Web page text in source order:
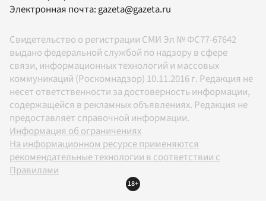
Электронная почта:gazeta@gazeta.ru
Свидетельство о регистрации СМИ Эл № ФС77-67642
выдано федеральной службой по надзору в сфере
связи, информационных технологий и массовых
коммуникаций (Роскомнадзор) 10.11.2016 г. Редакция не
несет ответственности за достоверность информации,
содержащейся в рекламных объявлениях. Редакция не
предоставляет справочной информации.
Информация об ограничениях
На информационном ресурсе применяются
рекомендательные технологии в соответствии с
Правилами
18+